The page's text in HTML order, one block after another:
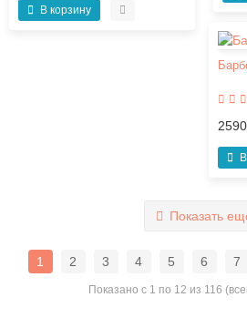
В корзину
Показать
1 2 3 4 5 6 7
Показано с 1 по 12 из 116